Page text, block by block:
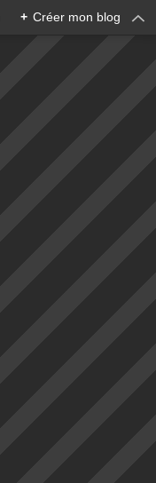
+ Créer mon blog